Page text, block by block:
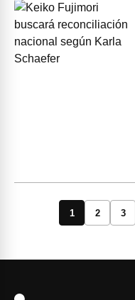
1 2 3